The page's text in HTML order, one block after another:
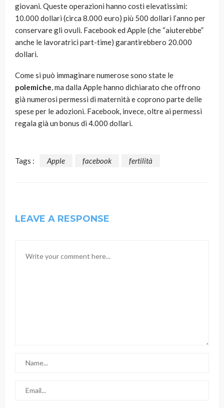
giovani. Queste operazioni hanno costi elevatissimi:
10.000 dollari (circa 8.000 euro) più 500 dollari l’anno per
conservare gli ovuli. Facebook ed Apple (che “aiuterebbe”
anche le lavoratrici part-time) garantirebbero 20.000
dollari.
Come si può immaginare numerose sono state le
polemiche, ma dalla Apple hanno dichiarato che offrono
già numerosi permessi di maternità e coprono parte delle
spese per le adozioni. Facebook, invece, oltre ai permessi
regala già un bonus di 4.000 dollari.
Tags : Apple facebook fertilità
LEAVE A RESPONSE